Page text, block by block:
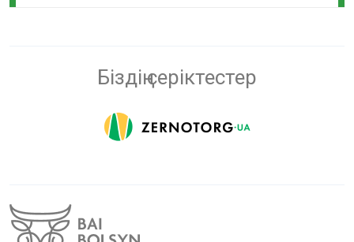
Біздің серіктестер